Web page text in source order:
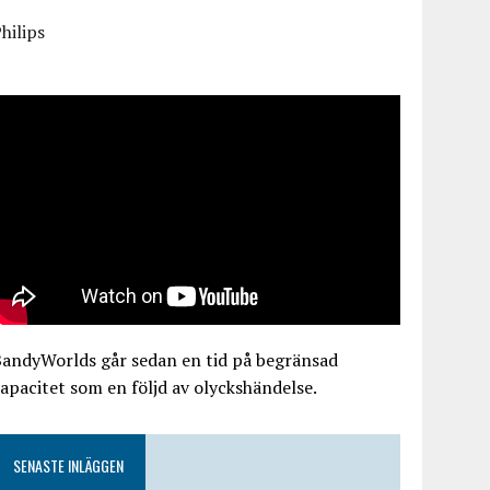
går sedan en tid på begränsad
som en följd av olyckshändelse.
SENASTE INLÄGGEN